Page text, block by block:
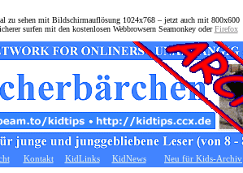
zu sehen mit Bildschirmauflösung 1024x768 – jetzt auch mit 800x600
surfen mit den kostenlosen Webbrowsern Seamonkey oderFirefox
Kontakt KidLinks KidNews Neu für Kids-Archiv